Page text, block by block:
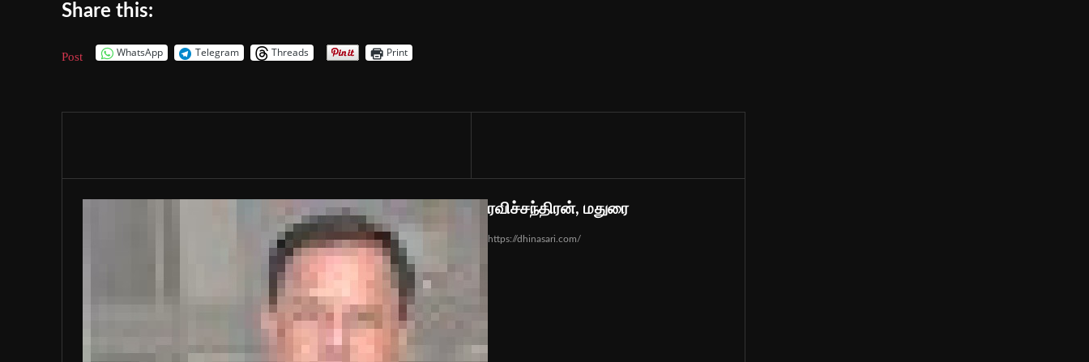
Share this:
Post WhatsApp Telegram Threads Print
ரவிச்சந்திரன், மதுரை
https://dhinasari.com/